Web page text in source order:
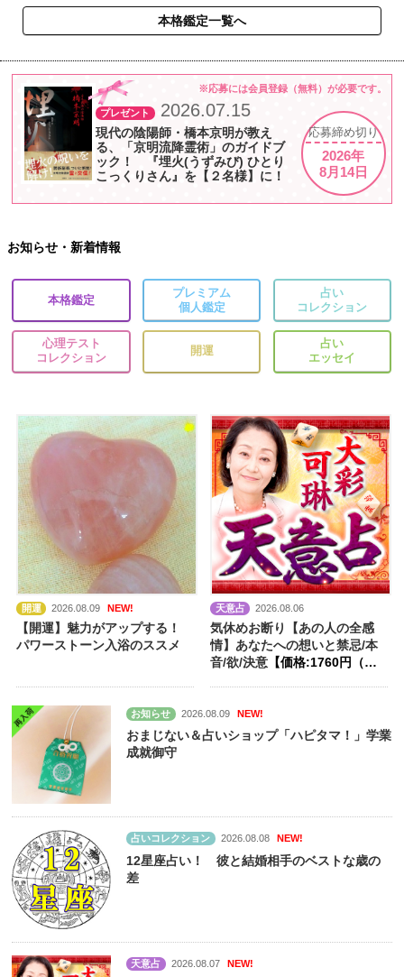
本格鑑定一覧へ
※応募には会員登録（無料）が必要です。
プレゼント 2026.07.15
現代の陰陽師・橋本京明が教え
る、「京明流降霊術」のガイドブ
ック！ 『埋火(うずみび) ひとり
こっくりさん』を【２名様】に！
応募締め切り
2026年
8月14日
お知らせ・新着情報
本格鑑定
プレミアム
個人鑑定
占い
コレクション
心理テスト
コレクション
開運
占い
エッセイ
開運 2026.08.09 NEW!
【開運】魅力がアップする！
パワーストーン入浴のススメ
天意占 2026.08.06
気休めお断り【あの人の全感
情】あなたへの想いと禁忌/本
音/欲/決意【価格:1760円（税
お知らせ 2026.08.09 NEW!
おまじない＆占いショップ「ハピタマ！」学業
成就御守
占いコレクション 2026.08.08 NEW!
12星座占い！ 彼と結婚相手のベストな歳の
差
天意占 2026.08.07 NEW!